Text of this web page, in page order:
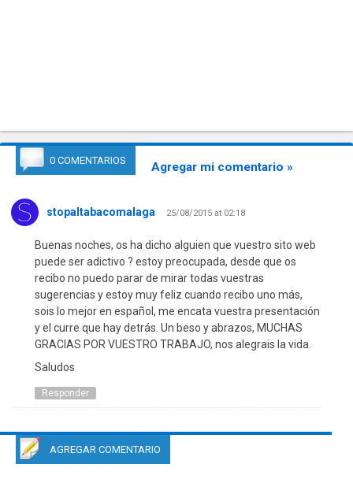
0 COMENTARIOS Agregar mi comentario »
stopaltabacomalaga 25/08/2015 at 02:18
Buenas noches, os ha dicho alguien que vuestro sito web
puede ser adictivo ? estoy preocupada, desde que os
recibo no puedo parar de mirar todas vuestras
sugerencias y estoy muy feliz cuando recibo uno más,
sois lo mejor en español, me encata vuestra presentación
y el curre que hay detrás. Un beso y abrazos, MUCHAS
GRACIAS POR VUESTRO TRABAJO, nos alegrais la vida.
Saludos
Responder
AGREGAR COMENTARIO